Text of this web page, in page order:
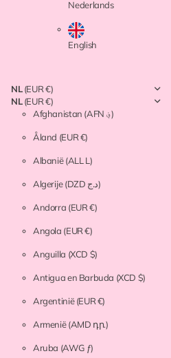
Nederlands
English
NL(EUR €)
NL(EUR €)
Afghanistan
(AFN ؋)
Åland (EUR €)
Albanië(ALL L)
Algerije (DZD د.ج)
Andorra (EUR €)
Angola (EUR €)
Anguilla (XCD $)
Antigua en Barbuda (XCD $)
Argentinië(EUR €)
Armenië(AMD դր.)
Aruba (AWG ƒ)